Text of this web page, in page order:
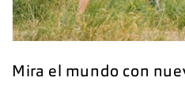
Mira el mundo con